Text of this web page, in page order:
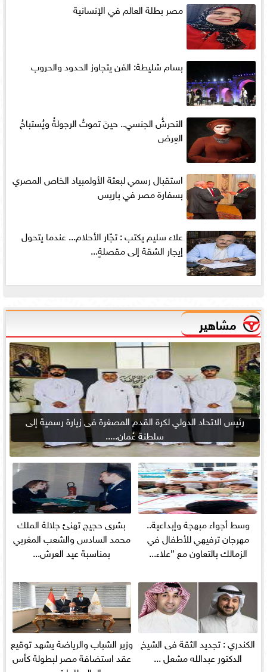
مصر بطلة العالم في الإنسانية
بسام شليطة: الفن يتجاوز الحدود والحروب
التحرشُ الجنسي.. حينَ تموتُ الرجولةُ ويُستباحُ
العِرض
استقبال رسمي لبعثة الأولمبياد الخاص المصري
بسفارة مصر في باريس
علاء سليم يكتب : تجّار الأحلام... عندما يتحول
إيجار الشقة إلى مقصلةٍ...
مشاهير
رئيس الاتحاد الدولي لكرة القدم المصغرة فى زيارة رسمية إلى
سلطنة عُمان.....
وسط أجواء مبهجة وإبداعية..
مهرجان ترفيهي للأطفال في
الزمالك بالتعاون مع ”علاء...
بشرى حجيج تهنئ جلالة الملك
محمد السادس والشعب المغربي
بمناسبة عيد العرش...
الكندري : تجديد الثقة فى الشيخ
الدكتور عبدالله مشعل ...
وزير الشباب والرياضة يشهد توقيع
عقد استضافة مصر لبطولة كأس